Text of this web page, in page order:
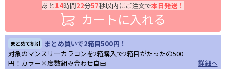
あと14時間22分56秒以内にご注文で本日発送！
カートに入れる
まとめて割引
まとめ買いで2箱目500円！
対象のマンスリーカラコンを2箱購入で2箱目がたったの500
円！カラー×度数組み合わせ自由
詳細へ